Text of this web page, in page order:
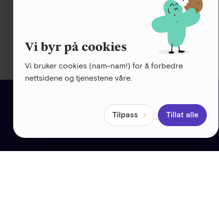
Vi byr på cookies
Vi bruker cookies (nam-nam!) for å forbedre
nettsidene og tjenestene våre.
Tilpass Tillat alle
og vi passer på at regnskapet blir riktig.
Prøv Fiken gratis i 30 dager
Ingen bedrift ennå?Start din egen nå
Hjelp og kundeservice